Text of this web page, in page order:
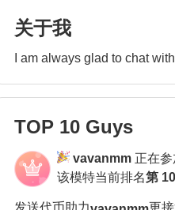
关于我
I am always glad to chat
TOP 10 Guys
vavanmm 正在参
该模特当前排名第
发送代币助力 更